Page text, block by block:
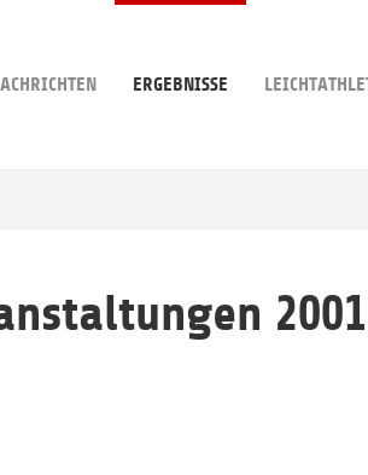
ERGEBNISSE
2001